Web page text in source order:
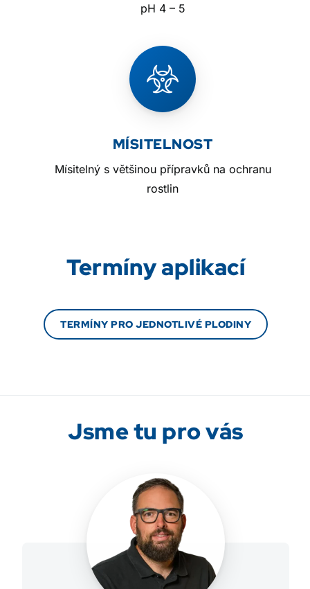
pH 4 – 5
MÍSITELNOST
Mísitelný s většinou přípravků na ochranu
rostlin
Termíny aplikací
TERMÍNY PRO JEDNOTLIVÉ PLODINY
Jsme tu pro vás